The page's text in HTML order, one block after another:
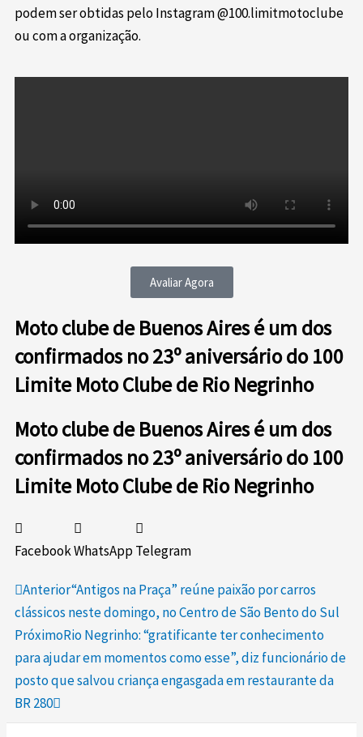
podem ser obtidas pelo Instagram @100.limitmotoclube
ou com a organização.
Avaliar Agora
Moto clube de Buenos Aires é um dos
confirmados no 23º aniversário do 100
Limite Moto Clube de Rio Negrinho
Moto clube de Buenos Aires é um dos
confirmados no 23º aniversário do 100
Limite Moto Clube de Rio Negrinho
FacebookWhatsApp Telegram
Prev
Anterior“Antigos na Praça” reúne paixão por carros
clássicos neste domingo, no Centro de São Bento do Sul
PróximoRio Negrinho: “gratificante ter conhecimento
para ajudar em momentos como esse”, diz funcionário de
posto que salvou criança engasgada em restaurante da
BR 280
Next